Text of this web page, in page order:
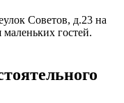
Советов, д.23 на
гостей.